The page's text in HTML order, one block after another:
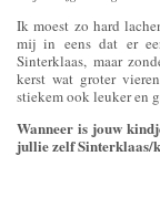
Ik moest zo hard
mij in eens dat er
Sinterklaas, maar
kerst wat groter
stiekem ook leuker en
Wanneer is jouw
jullie zelf Sinterklaas/